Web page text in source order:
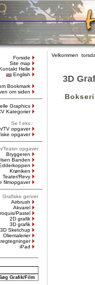
Forside
Site map
Helle
English
Bookmark
om siden
Graphics
Kategorier
Se f.eks.:
TV opgaver
opgaver
Teater opgaver
Bryggeren
Banden
Krøniken
Teater/Revy
filmopgaver
Grafiske genrer
Airbrush
Akvarel
Pastel
2D grafik
3D grafik
3D Sketchup
Oliemalerier
iPad
Velkommen
3D